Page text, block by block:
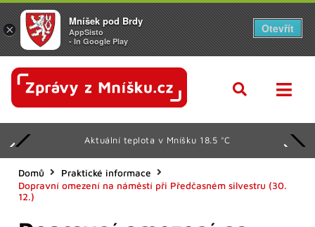
Aktuální teplota v Mníšku 18.5 °C
Domů
Praktické informace
Dopravní omezení na náměstí při Předčasném silvestru (30.
12.)
×
Mníšek pod Brdy
AppSisto
- In Google Play
Otevřít